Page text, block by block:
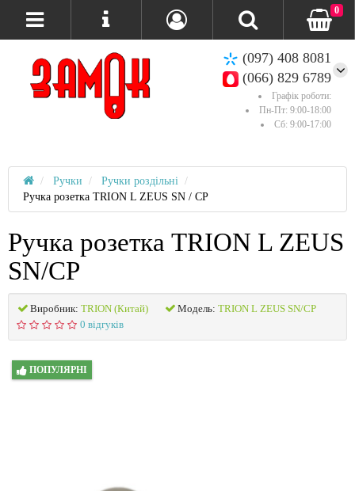
(097) 408 8081
(066) 829 6789
Графік роботи:
Пн-Пт: 9:00-18:00
Сб: 9:00-17:00
0
Ручки
Ручки роздільні
Ручка розетка TRION L ZEUS SN / CP
Ручка розетка TRION L ZEUS
SN/CP
Виробник: TRION (Китай) Модель: TRION L ZEUS SN/CP
0 відгуків
ПОПУЛЯРНІ